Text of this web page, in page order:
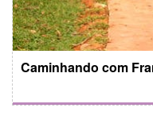
Caminhando com